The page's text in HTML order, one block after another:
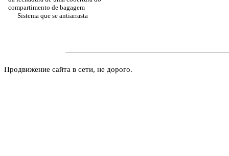
compartimento de bagagem
Sistema que se antiarrasta
Продвижение сайта в сети, не дорого.